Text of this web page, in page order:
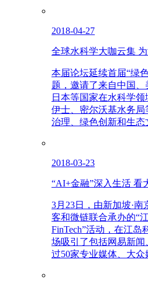
2018-04-27
全球水科学大咖云集
本届论坛延续首届“绿
题，邀请了来自中国
日本等国家在水科学
伊士、密尔沃基水务
治理、绿色创新和生态
2018-03-23
“AI+金融”深入生活 看
3月23日，由新加坡·
客和微链联合承办的“
FinTech”活动，在江
场吸引了包括网易新
过50家专业媒体、大众